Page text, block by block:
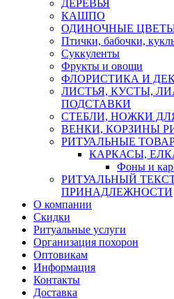
ДЕРЕВЬЯ
КАШПО
ОДИНОЧНЫЕ
Птички, бабочки,
Суккуленты
Фрукты и овощи
ФЛОРИСТИКА И
ЛИСТЬЯ, КУСТЫ,
ПОДСТАВКИ
СТЕБЛИ, НОЖКИ
ВЕНКИ, КОРЗИНЫ
РИТУАЛЬНЫЕ
КАРКАСЫ,
Фоны и
РИТУАЛЬНЫЙ
ПРИНАДЛЕЖНОСТИ
О компании
Скидки
Ритуальные услуги
Организация похорон
Оптовикам
Информация
Контакты
Доставка